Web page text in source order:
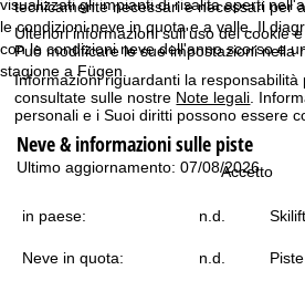
tecnicamente necessari e necessari per
Ulteriori informazioni sull'uso dei cookie
Può modificare le sue impostazioni nella
Informazioni riguardanti la responsabilità
consultate sulle nostre Note legali.
personali e i Suoi diritti possono essere
Accetto
p
a
g
e
visualizzati gli impianti di risalita aperti
le condizioni neve in quota e a valle. Il
con le condizioni neve dell'anno scorso e
stagione a Fügen.
Neve & informazioni sulle piste
Ultimo aggiornamento: 07/08/2026
in paese: n.d.
Neve in quota: n.d.